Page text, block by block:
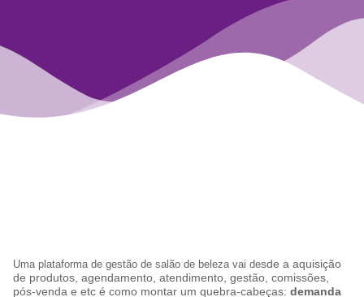
Uma plataforma de gestão de salão de beleza vai desde a aquisição
de produtos, agendamento, atendimento, gestão, comissões,
pós-venda e etc é como montar um quebra-cabeças: demanda